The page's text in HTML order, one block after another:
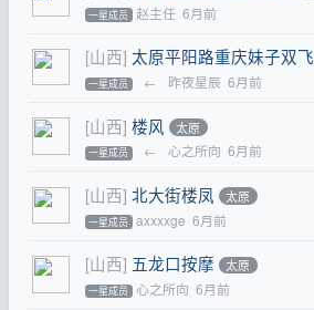
一星成员 赵主任 6月前
[山西] 太原平阳路重庆妹子双飞
一星成员 ← 昨夜星辰 6月前
[山西] 楼风 太原
一星成员 ← 心之所向 6月前
[山西] 北大街楼凤 太原
一星成员 axxxxge 6月前
[山西] 五龙口按摩 太原
一星成员 心之所向 6月前